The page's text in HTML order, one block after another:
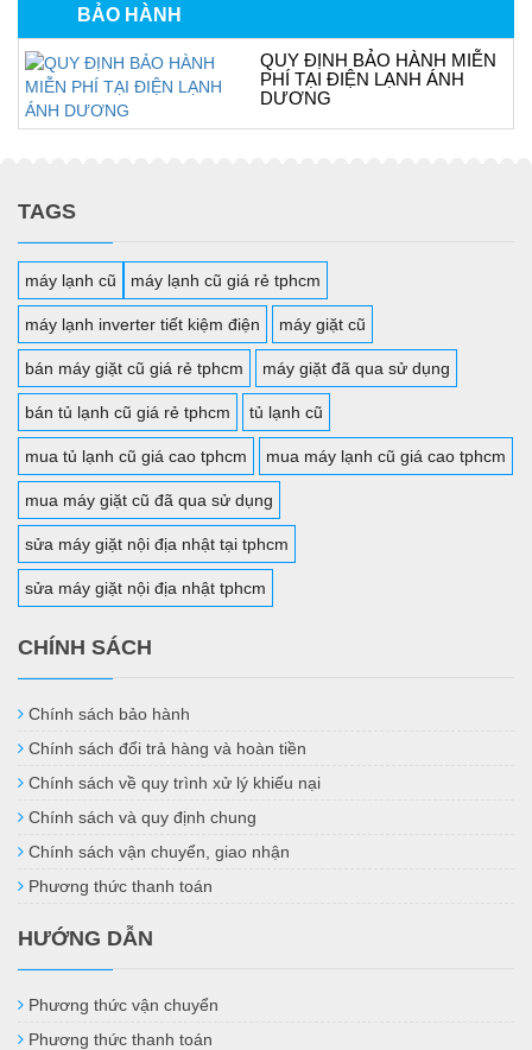
BẢO HÀNH
QUY ĐỊNH BẢO HÀNH MIỄN
PHÍ TẠI ĐIỆN LẠNH ÁNH
DƯƠNG
TAGS
máy lạnh cũ máy lạnh cũ giá rẻ tphcm
máy lạnh inverter tiết kiệm điện máy giặt cũ
bán máy giặt cũ giá rẻ tphcm máy giặt đã qua sử dụng
bán tủ lạnh cũ giá rẻ tphcm tủ lạnh cũ
mua tủ lạnh cũ giá cao tphcm mua máy lạnh cũ giá cao tphcm
mua máy giặt cũ đã qua sử dụng
sửa máy giặt nội địa nhật tại tphcm
sửa máy giặt nội địa nhật tphcm
CHÍNH SÁCH
Chính sách bảo hành
Chính sách đổi trả hàng và hoàn tiền
Chính sách về quy trình xử lý khiếu nại
Chính sách và quy định chung
Chính sách vận chuyển, giao nhận
Phương thức thanh toán
HƯỚNG DẪN
Phương thức vận chuyển
Phương thức thanh toán